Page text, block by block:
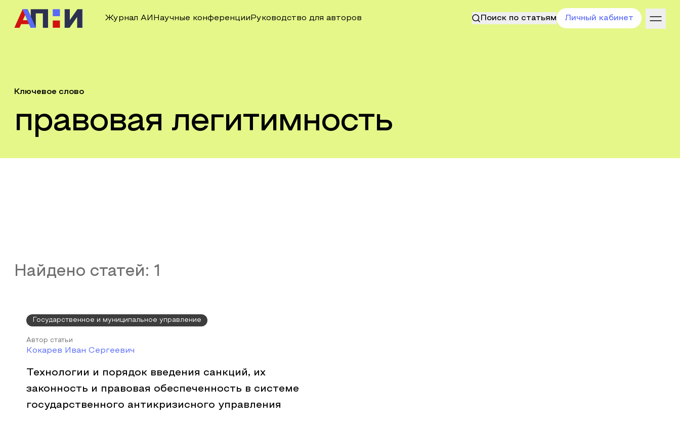
Журнал АИ Научные конференции Руководство для авторов Поиск по статьям Личный кабинет
Ключевое слово
правовая легитимность
Найдено статей: 1
Государственное и муниципальное управление
Автор статьи
Кокарев Иван Сергеевич
Технологии и порядок введения санкций, их
законность и правовая обеспеченность в системе
государственного антикризисного управления